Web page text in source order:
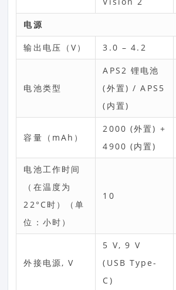
电源
输出电压（V） 3.0 – 4.2
电池类型
APS2 锂电池
(外置) / APS5
(内置)
容量（mAh）
2000 (外置) +
4900 (内置)
电池工作时间
（在温度为
22°C时）（单
位：小时）
10
外接电源, V
5 V, 9 V
(USB Type-
C)